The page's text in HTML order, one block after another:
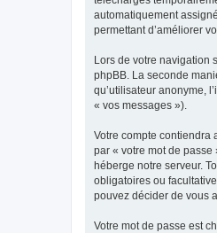
automatiquement
permettant d’améliorer
Lors de votre navigation
phpBB. La seconde
qu’utilisateur anonyme,
« vos messages »).
Votre compte contiendra
par « votre mot de
héberge notre serveur.
obligatoires ou
pouvez décider de vous
Votre mot de passe est